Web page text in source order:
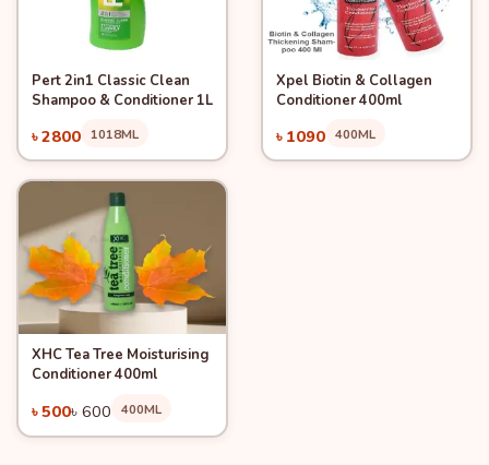
Quick ViewAdd to Cart
Pert 2in1 Classic Clean
Shampoo & Conditioner 1L
৳ 2800 1018ML
Quick ViewAdd to Cart
Xpel Biotin & Collagen
Conditioner 400ml
৳ 1090 400ML
Quick ViewAdd to Cart
XHC Tea Tree Moisturising
Conditioner 400ml
৳ 500৳ 600 400ML